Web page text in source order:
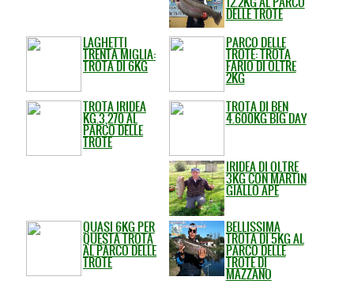
DELLE TROTE
LAGHETTI
TRENTA MIGLIA:
TROTA DI 6KG
PARCO DELLE
TROTE: TROTA
FARIO DI OLTRE
2KG
TROTA IRIDEA
KG.3,270 AL
PARCO DELLE
TROTE
TROTA DI BEN
4.600KG BIG DAY
IRIDEA DI OLTRE
3KG CON MARTIN
GIALLO APE
QUASI 6KG PER
QUESTA TROTA
AL PARCO DELLE
TROTE
BELLISSIMA
TROTA DI 5KG AL
PARCO DELLE
TROTE DI
MAZZANO